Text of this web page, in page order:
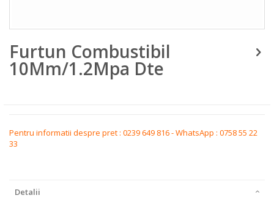
to
the
beginning
Furtun Combustibil
10Mm/1.2Mpa Dte
Pentru informatii despre pret : 0239 649 816 - WhatsApp : 0758 55 22
33
Detalii